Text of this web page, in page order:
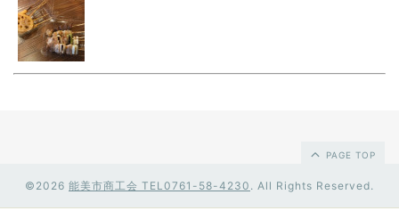
PAGE TOP
©2026 能美市商工会 TEL0761-58-4230 . All Rights Reserved.